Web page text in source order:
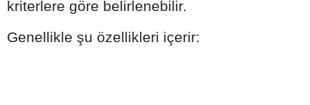
kriterlere göre belirlenebilir.
Genellikle şu özellikleri içerir: